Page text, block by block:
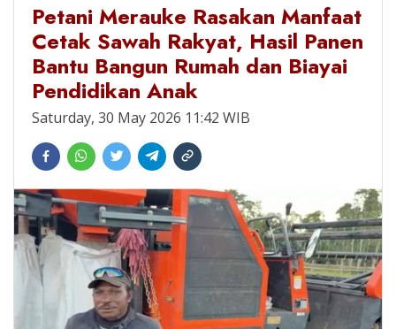
Petani Merauke Rasakan Manfaat
Cetak Sawah Rakyat, Hasil Panen
Bantu Bangun Rumah dan Biayai
Pendidikan Anak
Saturday, 30 May 2026 11:42 WIB